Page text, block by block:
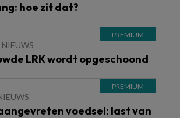
hoe zit dat?
NIEUWS
LRK wordt opgeschoond
voedsel: last van